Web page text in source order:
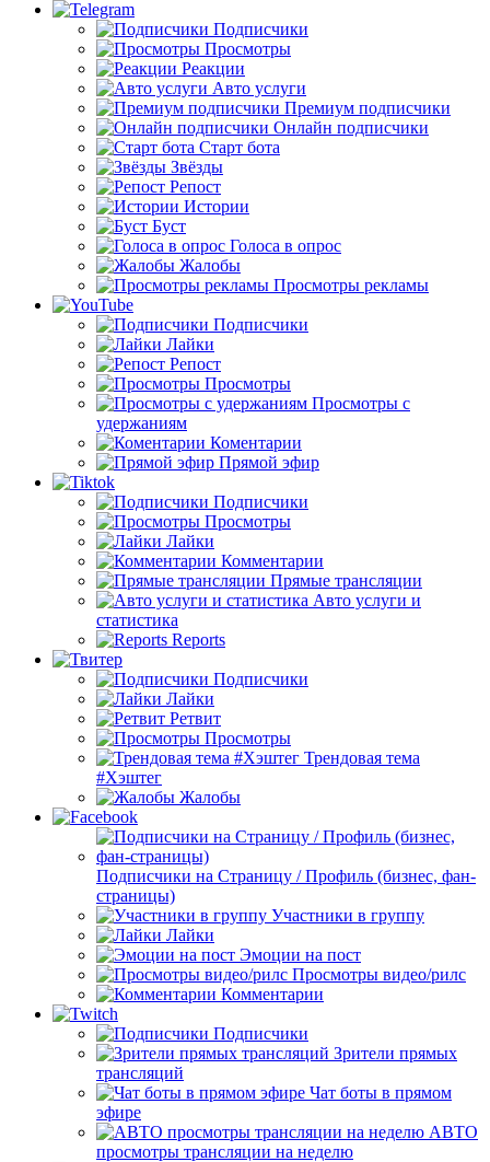
Подписчики
Просмотры
Реакции
Авто услуги
Премиум подписчики
Онлайн подписчики
Старт бота
Звёзды
Репост
Истории
Буст
Голоса в опрос
Жалобы
Просмотры рекламы
Подписчики
Лайки
Репост
Просмотры
Просмотры с
удержаниям
Коментарии
Прямой эфир
Подписчики
Просмотры
Лайки
Комментарии
Прямые трансляции
Авто услуги и
статистика
Reports
Подписчики
Лайки
Ретвит
Просмотры
Трендовая тема
#Хэштег
Жалобы
Подписчики на Страницу / Профиль (бизнес, фан-
страницы)
Участники в группу
Лайки
Эмоции на пост
Просмотры видео/рилс
Комментарии
Подписчики
Зрители прямых
трансляций
Чат боты в прямом
эфире
АВТО
просмотры трансляции на неделю